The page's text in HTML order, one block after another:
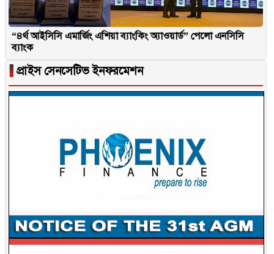
“৪র্থ আইসিসি এমার্জিং এশিয়া ব্যাংকিং অ্যাওয়ার্ড” পেলো এনসিসি
ব্যাংক
▐ প্রাইস সেনসেটিভ ইনফরমেশন